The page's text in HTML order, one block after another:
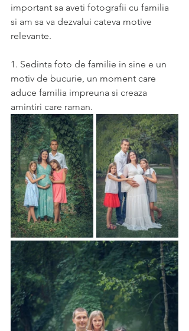
important sa aveti fotografii cu familia
si am sa va dezvalui cateva motive
relevante.
1. Sedinta foto de familie in sine e un
motiv de bucurie, un moment care
aduce familia impreuna si creaza
amintiri care raman.